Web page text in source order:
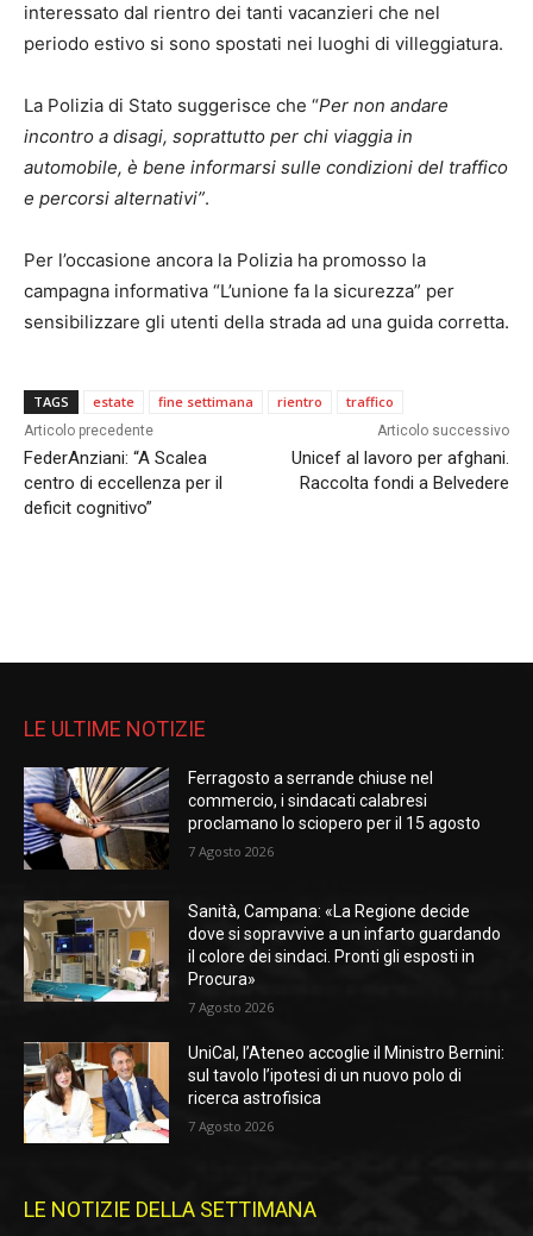
interessato dal rientro dei tanti vacanzieri che nel
periodo estivo si sono spostati nei luoghi di villeggiatura.
La Polizia di Stato suggerisce che “Per non andare
incontro a disagi, soprattutto per chi viaggia in
automobile, è bene informarsi sulle condizioni del traffico
e percorsi alternativi”.
Per l’occasione ancora la Polizia ha promosso la
campagna informativa “L’unione fa la sicurezza” per
sensibilizzare gli utenti della strada ad una guida corretta.
TAGS estate fine settimana rientro traffico
Articolo precedente
FederAnziani: “A Scalea
centro di eccellenza per il
deficit cognitivo”
Articolo successivo
Unicef al lavoro per afghani.
Raccolta fondi a Belvedere
LE ULTIME NOTIZIE
Ferragosto a serrande chiuse nel
commercio, i sindacati calabresi
proclamano lo sciopero per il 15 agosto
7 Agosto 2026
Sanità, Campana: «La Regione decide
dove si sopravvive a un infarto guardando
il colore dei sindaci. Pronti gli esposti in
Procura»
7 Agosto 2026
UniCal, l’Ateneo accoglie il Ministro Bernini:
sul tavolo l’ipotesi di un nuovo polo di
ricerca astrofisica
7 Agosto 2026
LE NOTIZIE DELLA SETTIMANA